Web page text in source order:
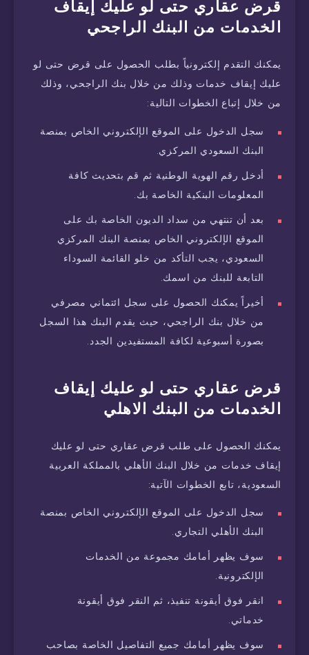
قرض عقاري حتى لو عليك إيقاف
الخدمات من البنك الراجحي
يمكنك التقدم إلكترونياً بطلب الحصول على قرض حتى لو
عليك إيقاف خدمات وذلك من خلال بنك الراجحي، وذلك
من خلال إتباع الخطوات التالية:
سجل الدخول على الموقع الإلكتروني الخاص بمنصة
البنك السعودي المركزي.
أدخل رقم الهوية الوطنية ثم قم بتحديث كافة
المعلومات البنكية الخاصة بك.
بعد أن تنتهي من سداد الديون الخاصة بك على
الموقع الإلكتروني الخاص بمنصة البنك المركزي
السعودي، يجب التأكد من خلو القائمة السوداء
التابعة للبنك من اسمك.
أخيراً يمكنك الحصول على سجل ائتماني مصرفي
من خلال بنك الراجحي، حيث يقدم البنك هذا السجل
بصورة أسبوعية لكافة المستفيدين الجدد.
قرض عقاري حتى لو عليك إيقاف
الخدمات من البنك الاهلي
يمكنك الحصول على طلب قرض عقاري حتى لو عليك
إيقاف خدمات من خلال البنك الأهلي بالمملكة العربية
السعودية، تابع الخطوات الآتية:
سجل الدخول على الموقع الإلكتروني الخاص بمنصة
البنك الأهلي التجاري.
سوف يظهر أمامك مجموعة من الخدمات
الإلكترونية.
انقر فوق أيقونة تنفيذ، ثم النقر فوق أيقونة
خدماتي.
سوف يظهر أمامك جميع التفاصيل الخاصة بصاحب